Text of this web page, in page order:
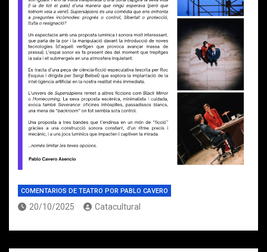
COMENTARIOS DE TEATRO POR PABLO CAVERO
20/10/2025 Catacultural